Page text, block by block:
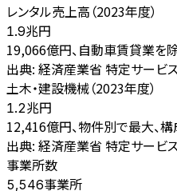
レンタル売上高（2023年度）
1.9兆円
19,066億円、自動車賃貸業を
出典: 経済産業省 特定サービ
土木・建設機械（2023年度）
1.2兆円
12,416億円、物件別で最大、
出典: 経済産業省 特定サービ
事業所数
5,546事業所